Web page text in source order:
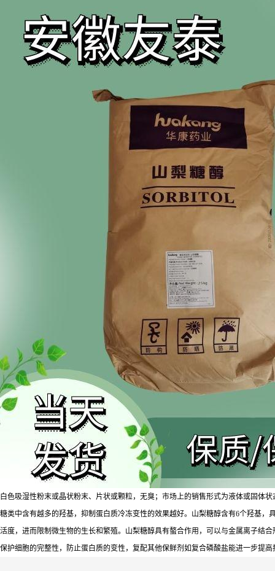
白色吸湿性粉末或晶状粉末、片状或颗粒，无臭；市场上的销售形式为液体或固体
糖类中含有越多的羟基，抑制蛋白质冷冻变性的效果越好。山梨糖醇含有6个羟基
活度，进而限制微生物的生长和繁殖。山梨糖醇具有螯合作用，可以与金属离子结
保护细胞的完整性，防止蛋白质的变性，复配其他保鲜剂如复合磷酸盐能进一步提高